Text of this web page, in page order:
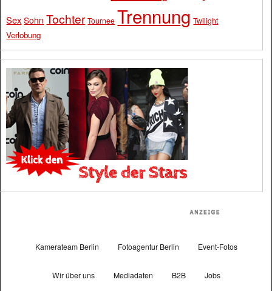
Sex Sohn Tochter Tournee Trennung Twilight
Verlobung
Kamerateam Berlin Fotoagentur Berlin Event-Fotos
Wir über uns Mediadaten B2B Jobs